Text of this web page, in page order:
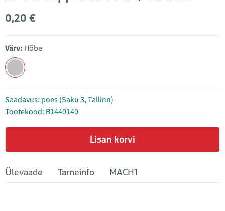
0,20 €
Värv: Hõbe
Saadavus: poes (Saku 3, Tallinn)
Tootekood: B1440140
Lisan korvi
Ülevaade Tarneinfo MACH1